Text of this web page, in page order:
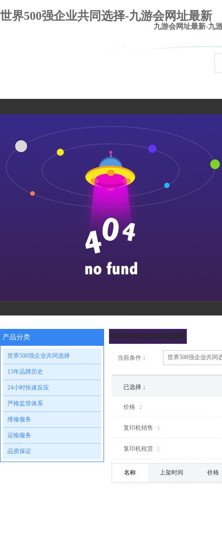
世界500强企业共同选择-九游会网址最新
九游会网址最新-九
产品分类
世界500强企业共同选择
13年品牌历史
24小时快速反应
严格监管体系
维修服务
运输服务
品质保证
世界500强企业共同选择
当前条件： 世界500强企业共同
已选择：
价格 ：
复印机销售 ：
复印机租赁 ：
名称 上架时间 价格